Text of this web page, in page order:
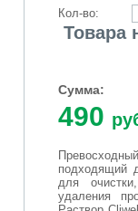
Кол-во:
Товара
Сумма:
490
подходящий
для
удаления